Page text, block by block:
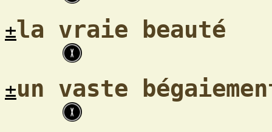
±la vraie beauté
±un vaste